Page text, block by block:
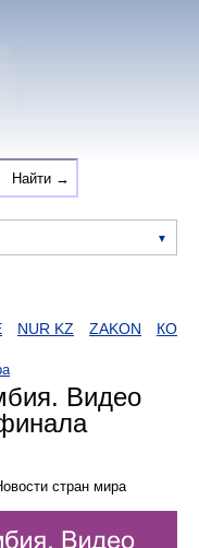
NUR KZ ZAKON
Видео
стран мира